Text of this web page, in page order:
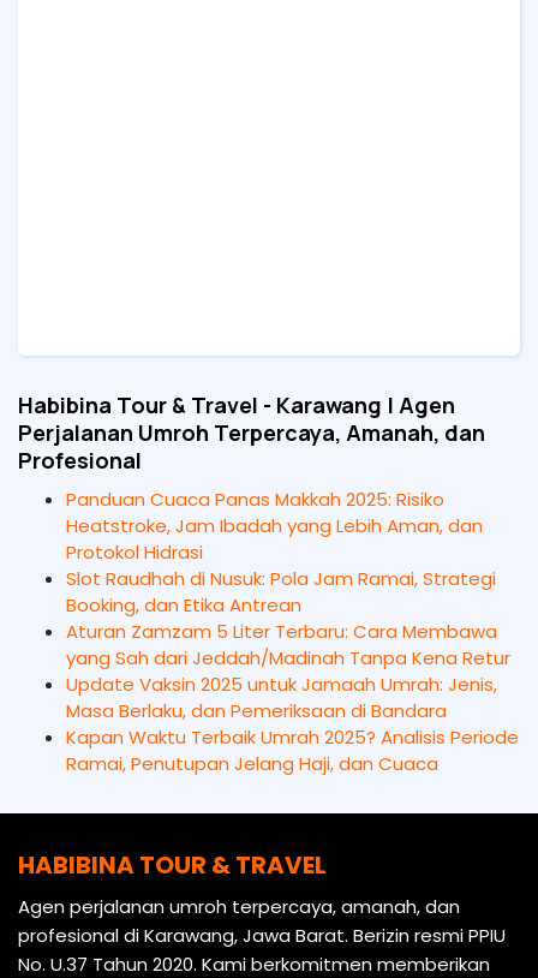
Habibina Tour & Travel - Karawang | Agen
Perjalanan Umroh Terpercaya, Amanah, dan
Profesional
Panduan Cuaca Panas Makkah 2025: Risiko
Heatstroke, Jam Ibadah yang Lebih Aman, dan
Protokol Hidrasi
Slot Raudhah di Nusuk: Pola Jam Ramai, Strategi
Booking, dan Etika Antrean
Aturan Zamzam 5 Liter Terbaru: Cara Membawa
yang Sah dari Jeddah/Madinah Tanpa Kena Retur
Update Vaksin 2025 untuk Jamaah Umrah: Jenis,
Masa Berlaku, dan Pemeriksaan di Bandara
Kapan Waktu Terbaik Umrah 2025? Analisis Periode
Ramai, Penutupan Jelang Haji, dan Cuaca
HABIBINA TOUR & TRAVEL
Agen perjalanan umroh terpercaya, amanah, dan
profesional di Karawang, Jawa Barat. Berizin resmi PPIU
No. U.37 Tahun 2020. Kami berkomitmen memberikan